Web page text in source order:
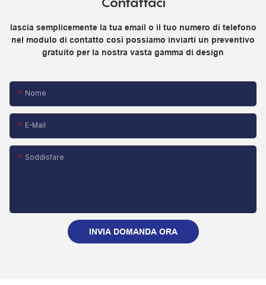
lascia semplicemente la tua email o il tuo numero di telefono
nel modulo di contatto così possiamo inviarti un preventivo
gratuito per la nostra vasta gamma di design
Nome
E-Mail
Soddisfare
INVIA DOMANDA ORA